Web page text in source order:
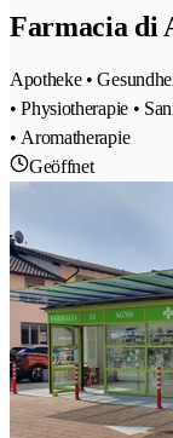
Farmacia di
Apotheke •
• Physiotherapie •
• Aromatherapie
Geöffnet